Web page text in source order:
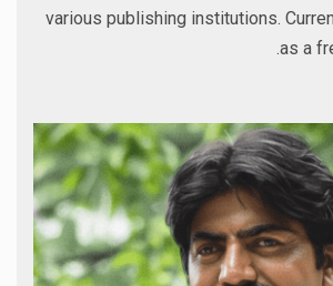
various publishing institutions.
as a